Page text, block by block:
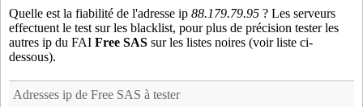
bas75- Paris 16 (13 km)
bau91
- Massy (13 km)
bdv75- Paris 03 (18 km)
bea75- Paris 08 (16 km)
bgn92- Boulogne-billancourt (9 km)
Quelle est la fiabilité de l'adresse ip 88.179.79.95 ? Les serveurs
effectuent le test sur les blacklist, pour plus de précision tester les
autres ip du FAI Free SAS sur les listes noires (voir liste ci-
dessous).
Adresses ip de Free SAS à tester